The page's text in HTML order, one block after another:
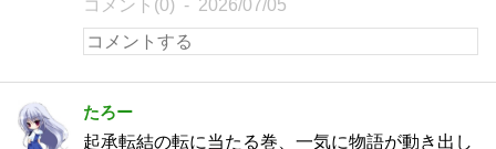
コメント(0) 2026/07/05
たろー
起承転結の転に当たる巻、一気に物語が動き出し